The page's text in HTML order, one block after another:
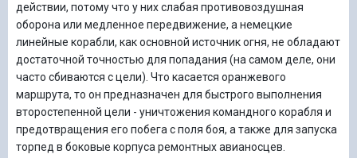
действии, потому что у них слабая противовоздушная
оборона или медленное передвижение, а немецкие
линейные корабли, как основной источник огня, не обладают
достаточной точностью для попадания (на самом деле, они
часто сбиваются с цели). Что касается оранжевого
маршрута, то он предназначен для быстрого выполнения
второстепенной цели - уничтожения командного корабля и
предотвращения его побега с поля боя, а также для запуска
торпед в боковые корпуса ремонтных авианосцев.